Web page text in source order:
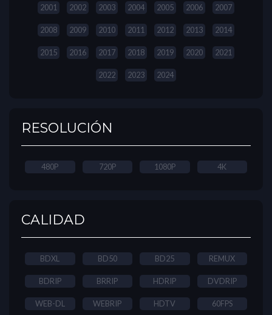
2001 2002 2003 2004 2005 2006 2007
2008 2009 2010 2011 2012 2013 2014
2015 2016 2017 2018 2019 2020 2021
2022 2023 2024
RESOLUCIÓN
480P 720P 1080P 4K
CALIDAD
BDXL BD50 BD25 REMUX
BDRIP BRRIP HDRIP DVDRIP
WEB-DL WEBRIP HDTV 60FPS